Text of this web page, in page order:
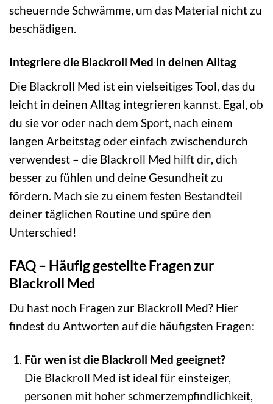
scheuernde Schwämme, um das Material nicht zu
beschädigen.
Integriere die Blackroll Med in deinen Alltag
Die Blackroll Med ist ein vielseitiges Tool, das du
leicht in deinen Alltag integrieren kannst. Egal, ob
du sie vor oder nach dem Sport, nach einem
langen Arbeitstag oder einfach zwischendurch
verwendest – die Blackroll Med hilft dir, dich
besser zu fühlen und deine Gesundheit zu
fördern. Mach sie zu einem festen Bestandteil
deiner täglichen Routine und spüre den
Unterschied!
FAQ – Häufig gestellte Fragen zur
Blackroll Med
Du hast noch Fragen zur Blackroll Med? Hier
findest du Antworten auf die häufigsten Fragen:
Für wen ist die Blackroll Med geeignet?
Die Blackroll Med ist ideal für einsteiger,
personen mit hoher schmerzempfindlichkeit,